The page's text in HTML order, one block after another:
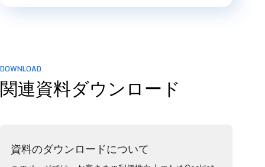
DOWNLOAD
関連資料ダウンロード
資料のダウンロードについて